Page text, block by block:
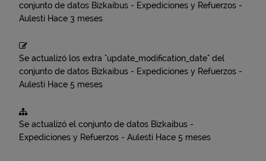
conjunto de datos Bizkaibus - Expediciones y Refuerzos -
Aulesti Hace 3 meses
Se actualizó los extra "update_modification_date" del
conjunto de datos Bizkaibus - Expediciones y Refuerzos -
Aulesti Hace 5 meses
Se actualizó el conjunto de datos Bizkaibus -
Expediciones y Refuerzos - Aulesti Hace 5 meses